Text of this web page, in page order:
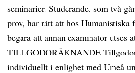
seminarier. Studerande, som två
prov, har rätt att hos Humanistiska
begära att annan examinator utses
TILLGODORÄKNANDE
individuellt i enlighet med Umeå